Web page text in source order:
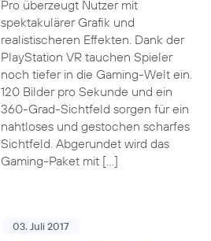
Pro überzeugt Nutzer mit
spektakulärer Grafik und
realistischeren Effekten. Dank der
PlayStation VR tauchen Spieler
noch tiefer in die Gaming-Welt ein.
120 Bilder pro Sekunde und ein
360-Grad-Sichtfeld sorgen für ein
nahtloses und gestochen scharfes
Sichtfeld. Abgerundet wird das
Gaming-Paket mit […]
03. Juli 2017